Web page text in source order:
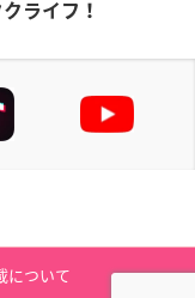
ライフ！
について